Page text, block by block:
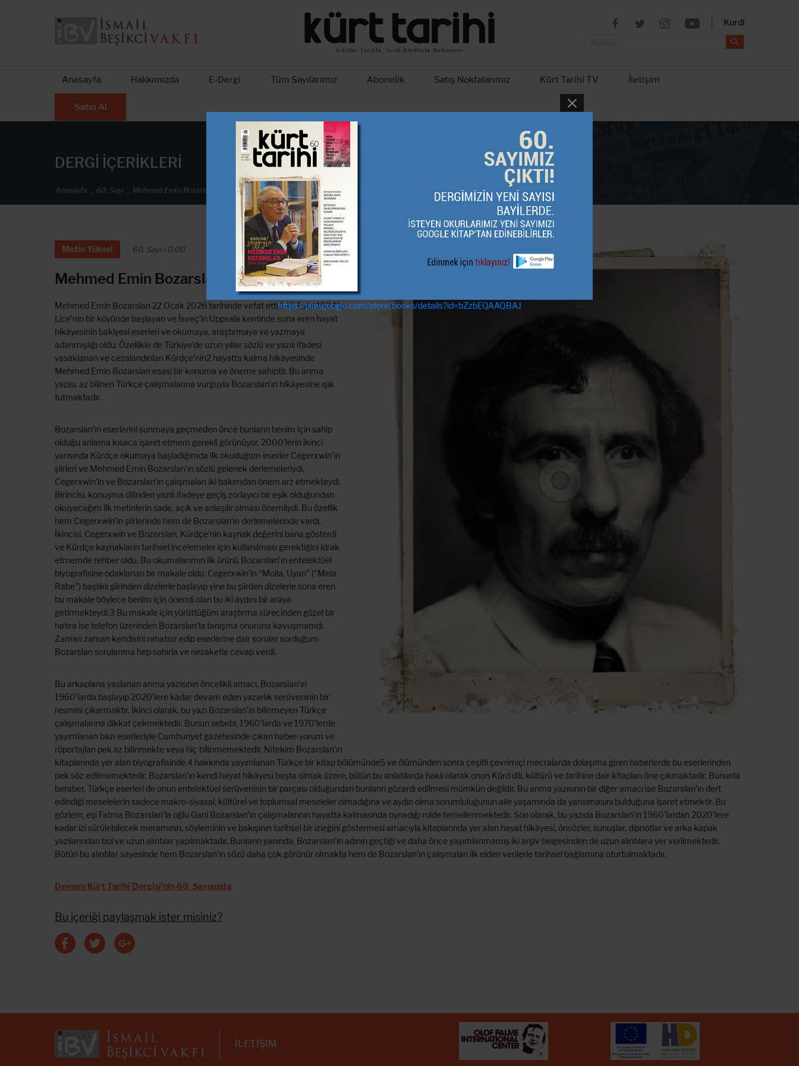
Kurdî
Anasayfa Hakkımızda E-Dergi Tüm Sayılarımız Abonelik Satış Noktalarımız Kürt Tarihi TV İletişim
Satın Al
DERGİ İÇERİKLERİ
Anasayfa 60. Sayı Mehmed Emi̇n Bozarslan’ın Ardından
Metin Yüksel 60. Sayı / 0:00
Mehmed Emin Bozarslan’ın Ardından
Mehmed Emin Bozarslan 22 Ocak 2026 tarihinde vefat etti.1 15 Eylül 1934’te
Lice’nin bir köyünde başlayan ve İsveç’in Uppsala kentinde sona eren hayat
hikâyesinin bakiyesi eserleri ve okumaya, araştırmaya ve yazmaya
adanmışlığı oldu. Özellikle de Türkiye’de uzun yıllar sözlü ve yazılı ifadesi
yasaklanan ve cezalandırılan Kürdçe’nin2 hayatta kalma hikâyesinde
Mehmed Emin Bozarslan esasi bir konuma ve öneme sahiptir. Bu anma
yazısı, az bilinen Türkçe çalışmalarına vurguyla Bozarslan’ın hikâyesine ışık
tutmaktadır.
Bozarslan’ın eserlerini sunmaya geçmeden önce bunların benim için sahip
olduğu anlama kısaca işaret etmem gerekli görünüyor. 2000’lerin ikinci
yarısında Kürdçe okumaya başladığımda ilk okuduğum eserler Cegerxwîn’in
şiirleri ve Mehmed Emin Bozarslan’ın sözlü gelenek derlemeleriydi.
Cegerxwîn’in ve Bozarslan’ın çalışmaları iki bakımdan önem arz etmekteydi.
Birincisi, konuşma dilinden yazılı ifadeye geçiş zorlayıcı bir eşik olduğundan
okuyacağım ilk metinlerin sade, açık ve anlaşılır olması önemliydi. Bu özellik
hem Cegerxwîn’in şiirlerinde hem de Bozarslan’ın derlemelerinde vardı.
İkincisi, Cegerxwîn ve Bozarslan, Kürdçe’nin kaynak değerini bana gösterdi
ve Kürdçe kaynakların tarihsel incelemeler için kullanılması gerektiğini idrak
etmemde rehber oldu. Bu okumalarımın ilk ürünü Bozarslan’ın entelektüel
biyografisine odaklanan bir makale oldu. Cegerxwîn’in “Molla, Uyan” (“Mela
Rabe”) başlıklı şiirinden dizelerle başlayıp yine bu şiirden dizelerle sona eren
bu makale böylece benim için önemli olan bu iki aydını bir araya
getirmekteydi.3 Bu makale için yürüttüğüm araştırma sürecinden güzel bir
hatıra ise telefon üzerinden Bozarslan’la tanışma onuruna kavuşmamdı.
Zaman zaman kendisini rahatsız edip eserlerine dair sorular sorduğum
Bozarslan sorularıma hep sabırla ve nezaketle cevap verdi.
Bu arkaplana yaslanan anma yazısının öncelikli amacı, Bozarslan’ın
1960’larda başlayıp 2020’lere kadar devam eden yazarlık serüveninin bir
resmini çıkarmaktır. İkinci olarak, bu yazı Bozarslan’ın bilinmeyen Türkçe
çalışmalarına dikkat çekmektedir. Bunun sebebi, 1960’larda ve 1970’lerde
yayımlanan bazı eserleriyle Cumhuriyet gazetesinde çıkan haber-yorum ve
röportajları pek az bilinmekte veya hiç bilinmemektedir. Nitekim Bozarslan’ın
kitaplarında yer alan biyografisinde,4 hakkında yayımlanan Türkçe bir kitap bölümünde5 ve ölümünden sonra çeşitli çevrimiçi mecralarda dolaşıma giren haberlerde bu eserlerinden
pek söz edilmemektedir. Bozarslan’ın kendi hayat hikâyesi başta olmak üzere, bütün bu anlatılarda haklı olarak onun Kürd dili, kültürü ve tarihine dair kitapları öne çıkmaktadır. Bununla
beraber, Türkçe eserleri de onun entelektüel serüveninin bir parçası olduğundan bunların gözardı edilmesi mümkün değildir. Bu anma yazısının bir diğer amacı ise Bozarslan’ın dert
edindiği meselelerin sadece makro-siyasal, kültürel ve toplumsal meseleler olmadığına ve aydın olma sorumluluğunun aile yaşamında da yansımasını bulduğuna işaret etmektir. Bu
gözlem, eşi Fatma Bozarslan’la oğlu Gani Bozarslan’ın çalışmalarının hayatta kalmasında oynadığı rolde temellenmektedir. Son olarak, bu yazıda Bozarslan’ın 1960’lardan 2020’lere
kadar izi sürülebilecek meramının, söyleminin ve bakışının tarihsel bir izleğini göstermesi amacıyla kitaplarında yer alan hayat hikâyesi, önsözler, sunuşlar, dipnotlar ve arka kapak
yazılarından bol ve uzun alıntılar yapılmaktadır. Bunların yanında, Bozarslan’ın adının geçtiği ve daha önce yayımlanmamış iki arşiv belgesinden de uzun alıntılara yer verilmektedir.
Bütün bu alıntılar sayesinde hem Bozarslan’ın sözü daha çok görünür olmakta hem de Bozarslan’ın çalışmaları ilk elden verilerle tarihsel bağlamına oturtulmaktadır.
Devamı Kürt Tarihi Dergisi'nin 60. Sayısında
Bu içeriği paylaşmak ister misiniz?
İLETİŞİM
https://play.google.com/store/books/details?id=bZzbEQAAQBAJ